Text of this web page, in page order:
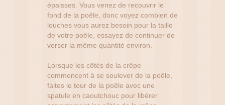
épaisses. Vous venez de recouvrir le
fond de la poêle, donc voyez combien de
louches vous aurez besoin pour la taille
de votre poêle, essayez de continuer de
verser la même quantité environ.
Lorsque les côtés de la crêpe
commencent à se soulever de la poêle,
faites le tour de la poêle avec une
spatule en caoutchouc pour libérer